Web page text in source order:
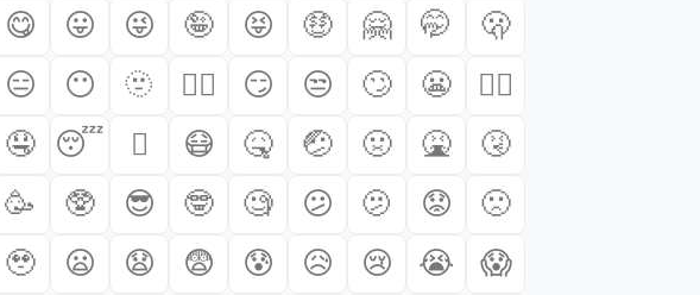
😋 😛 😜 🤪 😝 🤑 🤗 🤭
🫢
😑 😶 🫥 😶‍🌫️ 😏 😒 🙄 😬
😮‍💨
🤤 😴 🫩 😷 🤒 🤕 🤢 🤮
🤧
🥳 🥸 😎 🤓 🧐 😕 🫤 😟
🙁
🥹 😦 😧 😨 😰 😥 😢 😭
😱